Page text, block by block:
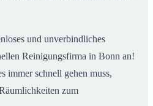
und unverbindliches
Reinigungsfirma in Bonn an!
immer schnell gehen muss,
zum